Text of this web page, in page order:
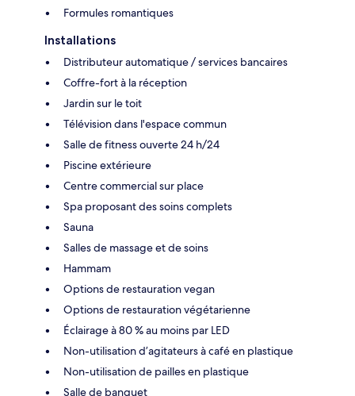
Formules romantiques
Installations
Distributeur automatique / services bancaires
Coffre-fort à la réception
Jardin sur le toit
Télévision dans l'espace commun
Salle de fitness ouverte 24 h/24
Piscine extérieure
Centre commercial sur place
Spa proposant des soins complets
Sauna
Salles de massage et de soins
Hammam
Options de restauration vegan
Options de restauration végétarienne
Éclairage à 80 % au moins par LED
Non-utilisation d’agitateurs à café en plastique
Non-utilisation de pailles en plastique
Salle de banquet